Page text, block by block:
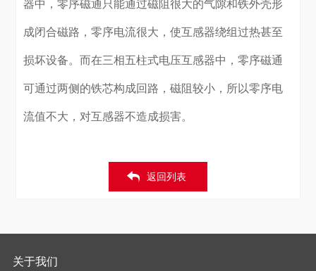
器中，零序磁通只能通过磁阻很大的气隙和铁外壳形
成闭合磁路，零序电流很大，使互感器绕组过热甚至
损坏设备。而在三相五柱式电压互感器中，零序磁通
可通过两侧的铁芯构成回路，磁阻较小，所以零序电
流值不大，对互感器不造成损害。
返回列表
关于我们